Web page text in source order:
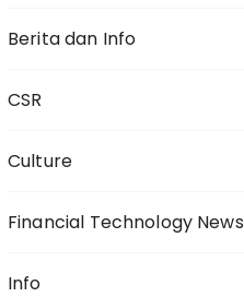
Berita dan Info
CSR
Culture
Financial Technology News
Info